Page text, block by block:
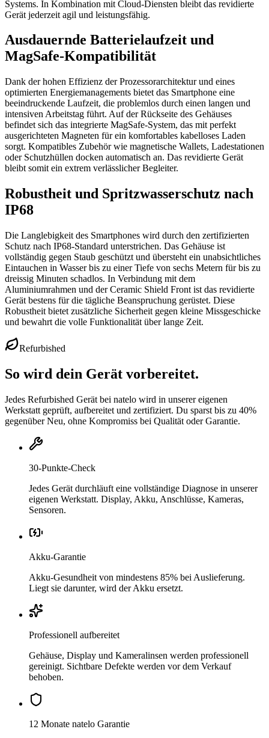
Systems. In Kombination mit Cloud-Diensten bleibt das revidierte
Gerät jederzeit agil und leistungsfähig.
Ausdauernde Batterielaufzeit und
MagSafe-Kompatibilität
Dank der hohen Effizienz der Prozessorarchitektur und eines
optimierten Energiemanagements bietet das Smartphone eine
beeindruckende Laufzeit, die problemlos durch einen langen und
intensiven Arbeitstag führt. Auf der Rückseite des Gehäuses
befindet sich das integrierte MagSafe-System, das mit perfekt
ausgerichteten Magneten für ein komfortables kabelloses Laden
sorgt. Kompatibles Zubehör wie magnetische Wallets, Ladestationen
oder Schutzhüllen docken automatisch an. Das revidierte Gerät
bleibt somit ein extrem verlässlicher Begleiter.
Robustheit und Spritzwasserschutz nach
IP68
Die Langlebigkeit des Smartphones wird durch den zertifizierten
Schutz nach IP68-Standard unterstrichen. Das Gehäuse ist
vollständig gegen Staub geschützt und übersteht ein unabsichtliches
Eintauchen in Wasser bis zu einer Tiefe von sechs Metern für bis zu
dreissig Minuten schadlos. In Verbindung mit dem
Aluminiumrahmen und der Ceramic Shield Front ist das revidierte
Gerät bestens für die tägliche Beanspruchung gerüstet. Diese
Robustheit bietet zusätzliche Sicherheit gegen kleine Missgeschicke
und bewahrt die volle Funktionalität über lange Zeit.
Refurbished
So wird dein Gerät vorbereitet.
Jedes Refurbished Gerät bei natelo wird in unserer eigenen
Werkstatt geprüft, aufbereitet und zertifiziert. Du sparst bis zu 40%
gegenüber Neu, ohne Kompromiss bei Qualität oder Garantie.
30-Punkte-Check
Jedes Gerät durchläuft eine vollständige Diagnose in unserer
eigenen Werkstatt. Display, Akku, Anschlüsse, Kameras,
Sensoren.
Akku-Garantie
Akku-Gesundheit von mindestens 85% bei Auslieferung.
Liegt sie darunter, wird der Akku ersetzt.
Professionell aufbereitet
Gehäuse, Display und Kameralinsen werden professionell
gereinigt. Sichtbare Defekte werden vor dem Verkauf
behoben.
12 Monate natelo Garantie